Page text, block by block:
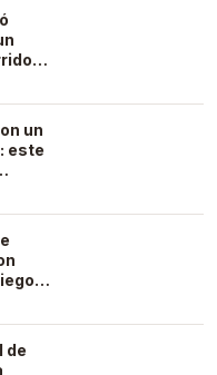
José
un
este
la
de